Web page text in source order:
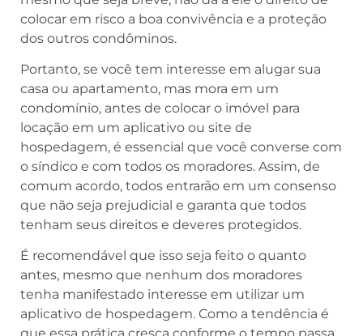
colocar em risco a boa convivência e a proteção
dos outros condôminos.
Portanto, se você tem interesse em alugar sua
casa ou apartamento, mas mora em um
condomínio, antes de colocar o imóvel para
locação em um aplicativo ou site de
hospedagem, é essencial que você converse com
o síndico e com todos os moradores. Assim, de
comum acordo, todos entrarão em um consenso
que não seja prejudicial e garanta que todos
tenham seus direitos e deveres protegidos.
É recomendável que isso seja feito o quanto
antes, mesmo que nenhum dos moradores
tenha manifestado interesse em utilizar um
aplicativo de hospedagem. Como a tendência é